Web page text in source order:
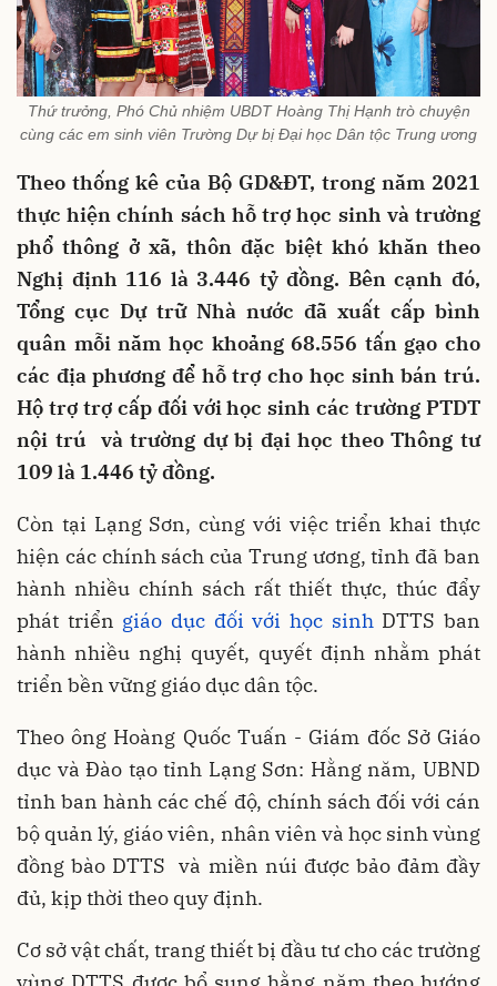
Thứ trưởng, Phó Chủ nhiệm UBDT Hoàng Thị Hạnh trò chuyện
cùng các em sinh viên Trường Dự bị Đại học Dân tộc Trung ương
Theo thống kê của Bộ GD&ĐT, trong năm 2021
thực hiện chính sách hỗ trợ học sinh và trường
phổ thông ở xã, thôn đặc biệt khó khăn theo
Nghị định 116 là 3.446 tỷ đồng. Bên cạnh đó,
Tổng cục Dự trữ Nhà nước đã xuất cấp bình
quân mỗi năm học khoảng 68.556 tấn gạo cho
các địa phương để hỗ trợ cho học sinh bán trú.
Hộ trợ trợ cấp đối với học sinh các trường PTDT
nội trú và trường dự bị đại học theo Thông tư
109 là 1.446 tỷ đồng.
Còn tại Lạng Sơn, cùng với việc triển khai thực
hiện các chính sách của Trung ương, tỉnh đã ban
hành nhiều chính sách rất thiết thực, thúc đẩy
phát triển giáo dục đối với học sinh DTTS ban
hành nhiều nghị quyết, quyết định nhằm phát
triển bền vững giáo dục dân tộc.
Theo ông Hoàng Quốc Tuấn - Giám đốc Sở Giáo
dục và Đào tạo tỉnh Lạng Sơn: Hằng năm, UBND
tỉnh ban hành các chế độ, chính sách đối với cán
bộ quản lý, giáo viên, nhân viên và học sinh vùng
đồng bào DTTS và miền núi được bảo đảm đầy
đủ, kịp thời theo quy định.
Cơ sở vật chất, trang thiết bị đầu tư cho các trường